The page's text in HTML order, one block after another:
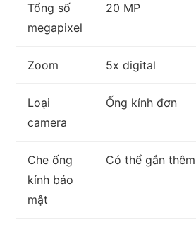
Tổng số
megapixel
20 MP
Zoom 5x digital
Loại
camera
Ống kính đơn
Che ống
kính bảo
mật
Có thể gắn thêm